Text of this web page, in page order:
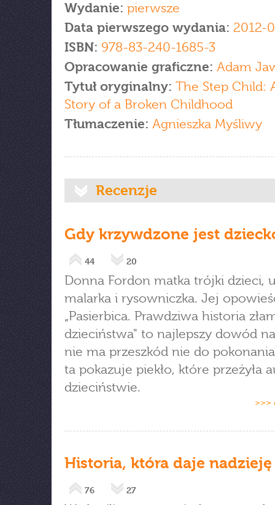
Wydanie: pierwsze
Data pierwszego wydania: 2012-
ISBN: 978-83-240-1685-3
Opracowanie graficzne: Adam
Tytuł oryginalny: The Step Child:
Story of a Broken Childhood
Tłumaczenie: Agnieszka Myśliwy
Recenzje
Gdy krzywdzone jest
44 20
Donna Fordon matka trójki dzieci,
malarka i rysowniczka. Jej
„Pasierbica. Prawdziwa historia
dzieciństwa" to najlepszy dowód
nie ma przeszkód nie do
ta pokazuje piekło, które przeżyła
dzieciństwie.
>>>
Historia, która daje nadzieję
76 27